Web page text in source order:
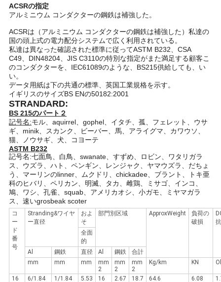
PRIVACY
POLICY
ACSRの指定
アルミニウム コンダクターの鋼鉄は補強した。
ACSRは（アルミニウム コンダクターの鋼鉄は補強した）私達の
国の頭上式の電力配分システムで広く利用されている。
私達は異なった確認された標準に従ってASTM B232、CSA
C49、DIN48204、JIS C3110の特別な指定がまた満足する顧客こ
のコンダクターを、IEC61089のような、BS215供給しても、い
い。
データ用紙は下の共通の標準、英国工業規格を示す。
イギリスのサイズBS ENの50182:2001
STRANDARD:
BS 215のパート２
記号名:モル、aquirrel、gophel、イタチ、孤、フェレット、ウサ
ギ、minik、スカンク、ビーバー、馬、アライグマ、カワウソ、
猫、ノウサギ、犬、コヨーテ
ASTM B232
記号名:七面鳥、白鳥、swanate、すずめ、ロビン、ワタリガラ
ス、ウズラ、ハト、ペンギン、レンジャク、ヤマウズラ、だちょ
う、マーリンのlinner、ムクドリ、chickadee、ブラント、トキ亜
科のヒバリ、ペリカン、明滅、タカ、雌鶏、ミサゴ、インコ、
鳩、ワシ、孔雀、squab、アメリカオシ、小ガモ、ミヤマガラ
ス、速いgrosbeak scoter
コ
ー
ド
番
号
Stranding&ワイヤ
ー直径
およ
そ
部門別区域 ApproxWeight
負荷の
破損
抗
全面
的
Al
鋼鉄 直径 Al 鋼鉄
合計
mm
mm mm
mm
2
mm
2
mm
2
Kg/km KN
16 6/1.84 1/1.84 5.53 16 2.67 18.7 64.6 6.08